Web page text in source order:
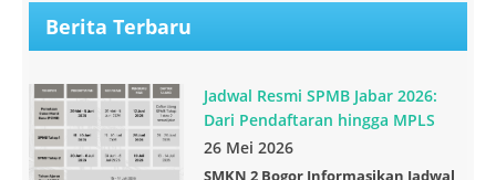
Berita Terbaru
Jadwal Resmi SPMB Jabar 2026:
Dari Pendaftaran hingga MPLS
26 Mei 2026
SMKN 2 Bogor Informasikan Jadwal